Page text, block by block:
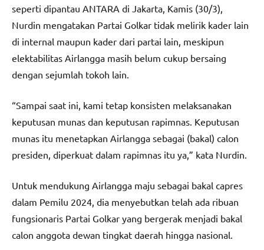
seperti dipantau ANTARA di Jakarta, Kamis (30/3),
Nurdin mengatakan Partai Golkar tidak melirik kader lain
di internal maupun kader dari partai lain, meskipun
elektabilitas Airlangga masih belum cukup bersaing
dengan sejumlah tokoh lain.
“Sampai saat ini, kami tetap konsisten melaksanakan
keputusan munas dan keputusan rapimnas. Keputusan
munas itu menetapkan Airlangga sebagai (bakal) calon
presiden, diperkuat dalam rapimnas itu ya,” kata Nurdin.
Untuk mendukung Airlangga maju sebagai bakal capres
dalam Pemilu 2024, dia menyebutkan telah ada ribuan
fungsionaris Partai Golkar yang bergerak menjadi bakal
calon anggota dewan tingkat daerah hingga nasional.